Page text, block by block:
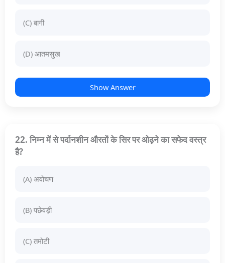
(C) बागी
(D) आतमसुख
Show Answer
22. निम्न में से पर्दानशीन औरतों के सिर पर ओढ़ने का सफेद वस्त्र
है?
(A) अवोचण
(B) पछेवड़ी
(C) तमोटी